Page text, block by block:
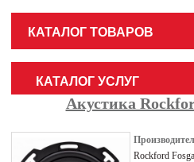
ПАРКОВОЧНЫЕ СИСТЕМЫ
ТОНИРОВАНИЕ / БРОНИРОВАНИЕ
КАТАЛОГ ТОВАРОВ
КАТАЛОГ УСЛУГ
Акустика
Rockford